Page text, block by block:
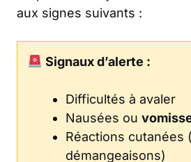
aux signes suivants :
Signaux d’alerte :
Difficultés à avaler
Nausées ou
Réactions cutanées
démangeaisons)